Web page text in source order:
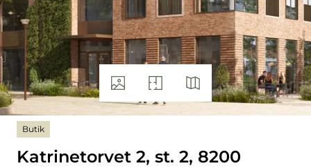
Butik
Katrinetorvet 2, st. 2, 8200